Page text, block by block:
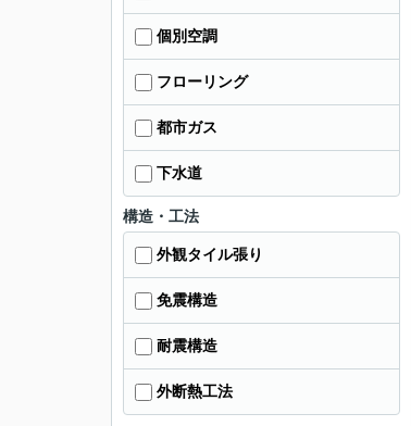
個別空調
フローリング
都市ガス
下水道
構造・工法
外観タイル張り
免震構造
耐震構造
外断熱工法